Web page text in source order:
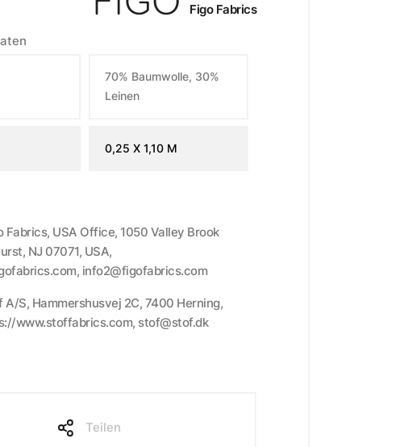
Figo Fabrics
70% Baumwolle, 30%
Leinen
0,25 X 1,10 M
Fabrics, USA Office, 1050 Valley Brook
NJ 07071, USA,
info2@figofabrics.com
A/S, Hammershusvej 2C, 7400 Herning,
www.stoffabrics.com, stof@stof.dk
Teilen